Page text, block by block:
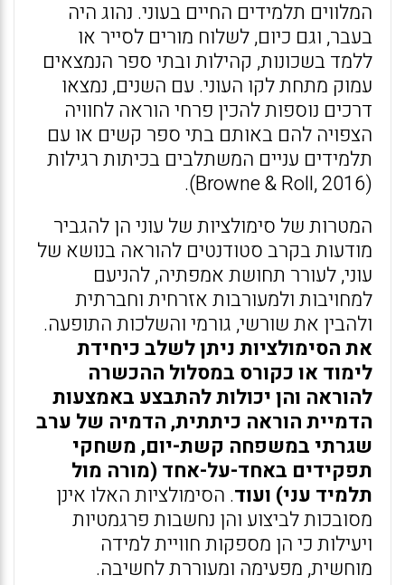
המלווים תלמידים החיים בעוני. נהוג היה
בעבר, וגם כיום, לשלוח מורים לסייר או
ללמד בשכונות, קהילות ובתי ספר הנמצאים
עמוק מתחת לקו העוני. עם השנים, נמצאו
דרכים נוספות להכין פרחי הוראה לחוויה
הצפויה להם באותם בתי ספר קשים או עם
תלמידים עניים המשתלבים בכיתות רגילות
(Browne & Roll, 2016).
המטרות של סימולציות של עוני הן להגביר
מודעות בקרב סטודנטים להוראה בנושא של
עוני, לעורר תחושת אמפתיה, להניעם
למחויבות ולמעורבות אזרחית וחברתית
ולהבין את שורשי, גורמי והשלכות התופעה.
את הסימולציות ניתן לשלב כיחידת
לימוד או כקורס במסלול ההכשרה
להוראה והן יכולות להתבצע באמצעות
הדמיית הוראה כיתתית, הדמיה של ערב
שגרתי במשפחה קשת-יום, משחקי
תפקידים באחד-על-אחד (מורה מול
תלמיד עני) ועוד. הסימולציות האלו אינן
מסובכות לביצוע והן נחשבות פרגמטיות
ויעילות כי הן מספקות חוויית למידה
מוחשית, מפעימה ומעוררת לחשיבה.